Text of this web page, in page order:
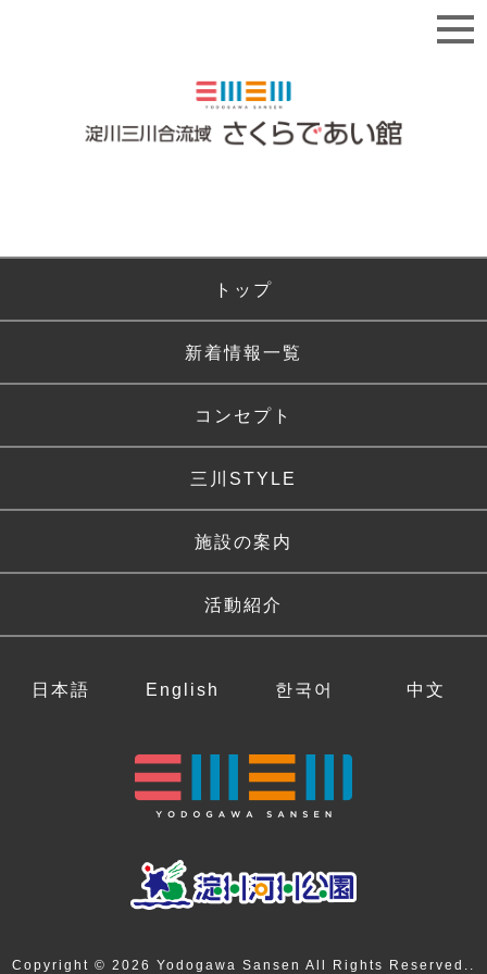
トップ
新着情報一覧
コンセプト
三川STYLE
施設の案内
活動紹介
日本語 English 한국어 中文
Copyright © 2026 Yodogawa Sansen All Rights Reserved..